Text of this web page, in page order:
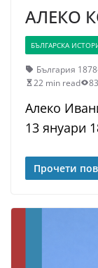
АЛЕКО
БЪЛГАРСКА
България
22 min read
Алеко
13 януари
Прочети